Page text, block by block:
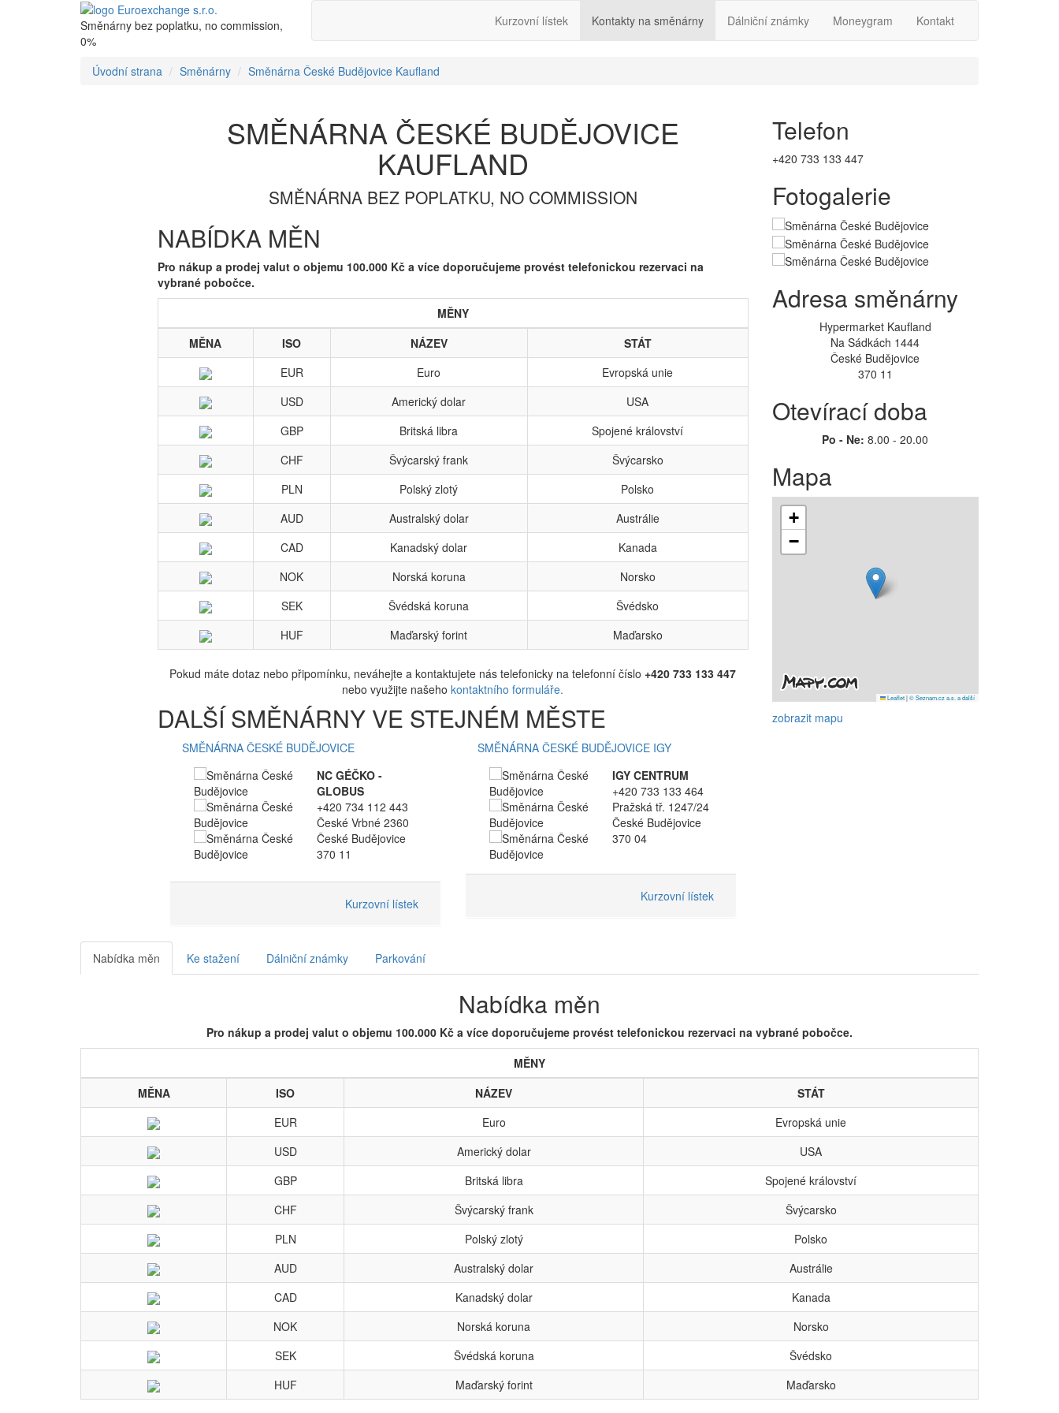
Směnárny bez poplatku, no commission,
0%
Kurzovní lístek Kontakty na směnárny Dálniční známky Moneygram Kontakt
Úvodní strana Směnárny Směnárna České Budějovice Kaufland
SMĚNÁRNA ČESKÉ BUDĚJOVICE
KAUFLAND
SMĚNÁRNA BEZ POPLATKU, NO COMMISSION
NABÍDKA MĚN
Pro nákup a prodej valut o objemu 100.000 Kč a více doporučujeme provést telefonickou rezervaci na
vybrané pobočce.
MĚNY
MĚNA
ISO NÁZEV
STÁT
EUR
Euro
Evropská unie
USD
Americký dolar
USA
GBP
Britská libra
Spojené království
CHF
Švýcarský frank
Švýcarsko
PLN
Polský zlotý
Polsko
AUD
Australský dolar
Austrálie
CAD
Kanadský dolar
Kanada
NOK
Norská koruna
Norsko
SEK
Švédská koruna
Švédsko
HUF
Maďarský forint Maďarsko
Pokud máte dotaz nebo připomínku, neváhejte a kontaktujete nás telefonicky na telefonní číslo +420 733 133 447
nebo využijte našeho kontaktního formuláře.
DALŠÍ SMĚNÁRNY VE STEJNÉM MĚSTE
SMĚNÁRNA ČESKÉ BUDĚJOVICE
NC GÉČKO -
GLOBUS
+420 734 112 443
České Vrbné 2360
České Budějovice
370 11
Kurzovní lístek
SMĚNÁRNA ČESKÉ BUDĚJOVICE IGY
IGY CENTRUM
+420 733 133 464
Pražská tř. 1247/24
České Budějovice
370 04
Kurzovní lístek
Telefon
+420 733 133 447
Fotogalerie
Adresa směnárny
Hypermarket Kaufland
Na Sádkách 1444
České Budějovice
370 11
Otevírací doba
Po - Ne:8.00 - 20.00
Mapa
+
−
Leaflet|© Seznam.cz a.s. a další
zobrazit mapu
Nabídka měn Ke stažení Dálniční známky Parkování
Nabídka měn
Pro nákup a prodej valut o objemu 100.000 Kč a více doporučujeme provést telefonickou rezervaci na vybrané pobočce.
MĚNY
MĚNA
ISO NÁZEV
STÁT
EUR
Euro
Evropská unie
USD
Americký dolar
USA
GBP
Britská libra
Spojené království
CHF
Švýcarský frank
Švýcarsko
PLN
Polský zlotý
Polsko
AUD
Australský dolar
Austrálie
CAD
Kanadský dolar
Kanada
NOK
Norská koruna
Norsko
SEK
Švédská koruna
Švédsko
HUF
Maďarský forint Maďarsko